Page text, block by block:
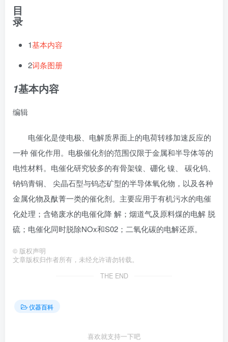
目
录
1基本内容
2词条图册
1基本内容
编辑
电催化是使电极、电解质界面上的电荷转移加速反应的
一种 催化作用。电极催化剂的范围仅限于金属和半导体等的
电性材料。电催化研究较多的有骨架镍、硼化 镍、 碳化钨
钠钨青铜、 尖晶石型与钨态矿型的半导体氧化物，以及各种
金属化物及酞菁一类的催化剂。主要应用于有机污水的电催
化处理；含铬废水的电催化降 解；烟道气及原料煤的电解 脱
硫；电催化同时脱除NOx和S02；二氧化碳的电解还原。
© 版权声明
文章版权归作者所有，未经允许请勿转载。
THE END
仪器百科
喜欢就支持一下吧